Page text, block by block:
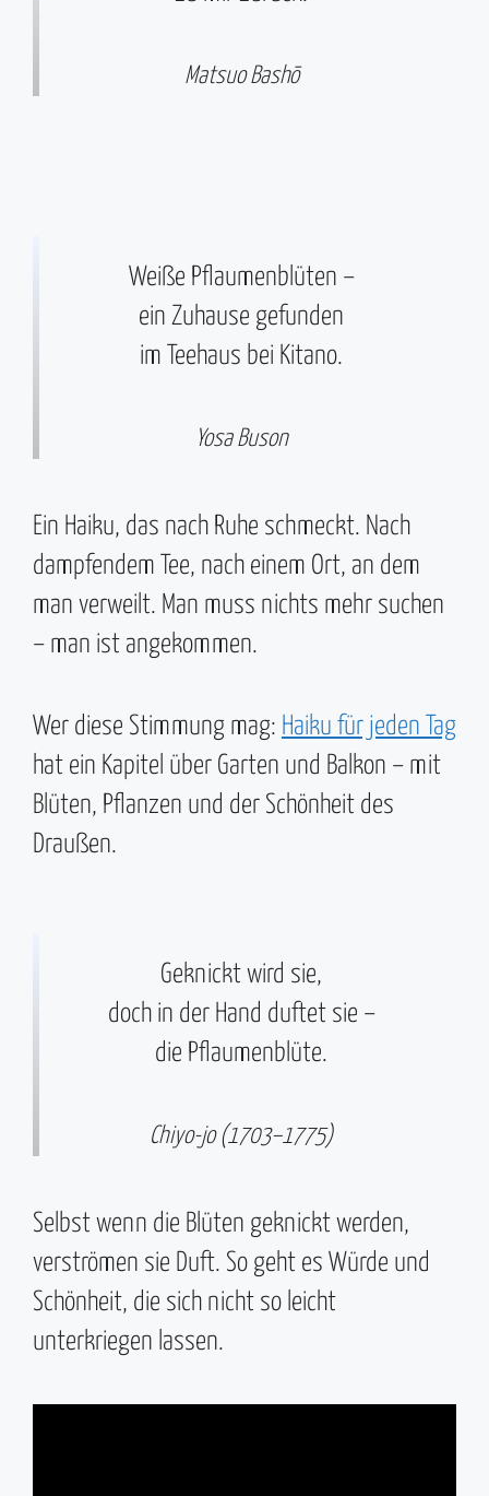
Matsuo Bashō
Weiße Pflaumenblüten –
ein Zuhause gefunden
im Teehaus bei Kitano.
Yosa Buson
Ein Haiku, das nach Ruhe schmeckt. Nach
dampfendem Tee, nach einem Ort, an dem
man verweilt. Man muss nichts mehr suchen
– man ist angekommen.
Wer diese Stimmung mag: Haiku für jeden Tag
hat ein Kapitel über Garten und Balkon – mit
Blüten, Pflanzen und der Schönheit des
Draußen.
Geknickt wird sie,
doch in der Hand duftet sie –
die Pflaumenblüte.
Chiyo-jo (1703–1775)
Selbst wenn die Blüten geknickt werden,
verströmen sie Duft. So geht es Würde und
Schönheit, die sich nicht so leicht
unterkriegen lassen.